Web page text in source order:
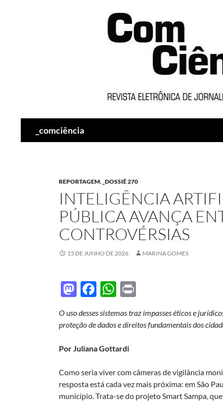
_comciência
REPORTAGEM, _DOSSIÊ 270
INTELIGÊNCIA
PÚBLICA AVANÇA
CONTROVÉRSIAS
15 DE JUNHO DE 2026 MARINA GOMES
M
to
o
n
F
e
o
o
k
W
at
A
p
p
nt
O uso desses sistemas traz impasses éticos e
proteção de dados e direitos fundamentais dos
Por Juliana Gottardi
Como seria viver com câmeras de vigilância
resposta está cada vez mais próxima: em São
município. Trata-se do projeto Smart Sampa,